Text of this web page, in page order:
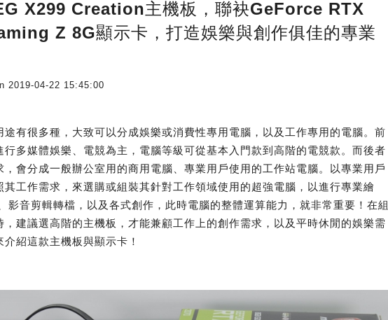
X299 Creation主機板，聯袂GeForce RTX
Z 8G顯示卡，打造娛樂與創作俱佳的專業
2019-04-22 15:45:00
途有很多種，大致可以分成娛樂或消費性專用電腦，以及工作專用的電腦。前
行多媒體娛樂、電競為主，電腦等級可從基本入門款到高階的電競款。而後者
，會分成一般辦公室用的商用電腦、專業用戶使用的工作站電腦。以專業用戶
其工作需求，來選購或組裝其針對工作領域使用的超強電腦，以進行專業繪
影音剪輯轉檔，以及各式創作，此時電腦的整體運算能力，就非常重要！在組
，建議選高階的主機板，才能兼顧工作上的創作需求，以及平時休閒的娛樂需
紹這款主機板與顯示卡！